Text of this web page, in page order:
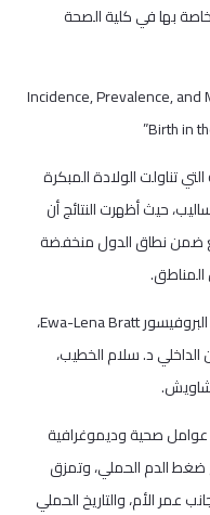
بها في كلية الصحة
“Incidence, Prevalence,
Birth in
تناولت الولادة المبكرة
حيث أظهرت النتائج أن
ضمن نطاق الدول منخفضة
وتكونت لجنة المناقشة من المشرف الرئيسي البروفيسور Ewa-Lena Bratt،
د. سلام الخطيب،
شاويش.
عوامل صحية وديموغرافية
ضغط الدم الحملي، وتمزق
عمر الأم، والتاريخ الحملي